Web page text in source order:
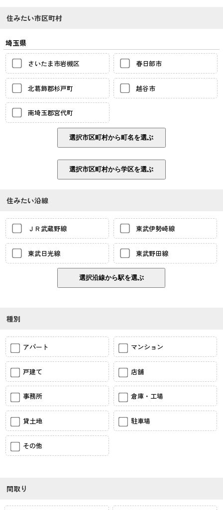
住みたい市区町村
埼玉県
さいたま市岩槻区 春日部市
北葛飾郡杉戸町 越谷市
南埼玉郡宮代町
住みたい沿線
ＪＲ武蔵野線 東武伊勢崎線
東武日光線 東武野田線
種別
アパート マンション
戸建て 店舗
事務所 倉庫・工場
貸土地 駐車場
その他
間取り